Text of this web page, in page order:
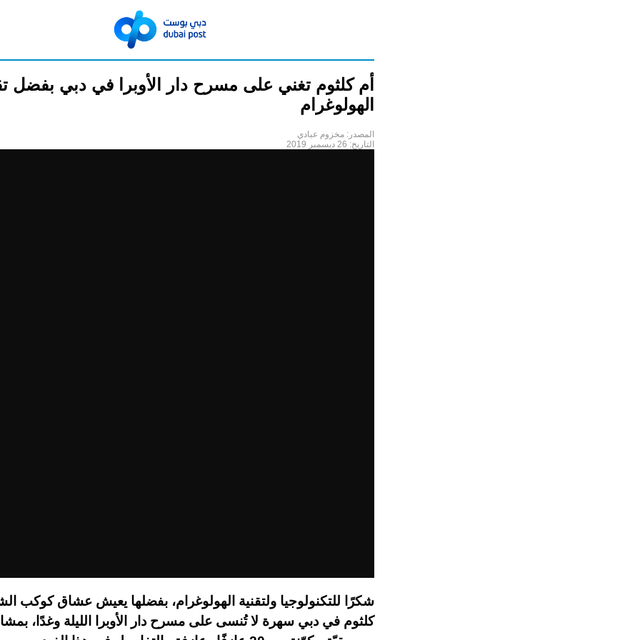
أم كلثوم تغني على مسرح دار الأوبرا في دبي بفضل
الهولوغرام
المصدر: مخزوم عبادي
التاريخ: 26 ديسمبر 2019
شكرًا للتكنولوجيا ولتقنية الهولوغرام، بفضلها يعيش عشاق كوكب
كلثوم في دبي سهرة لا تُنسى على مسرح دار الأوبرا الليلة وغدًا،